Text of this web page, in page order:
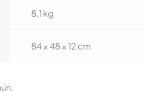
8,1 kg
84 × 48 × 12 cm